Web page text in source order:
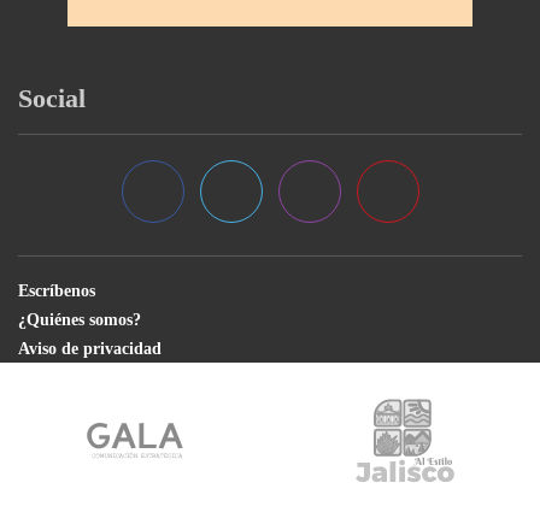
Social
Escríbenos
¿Quiénes somos?
Aviso de privacidad